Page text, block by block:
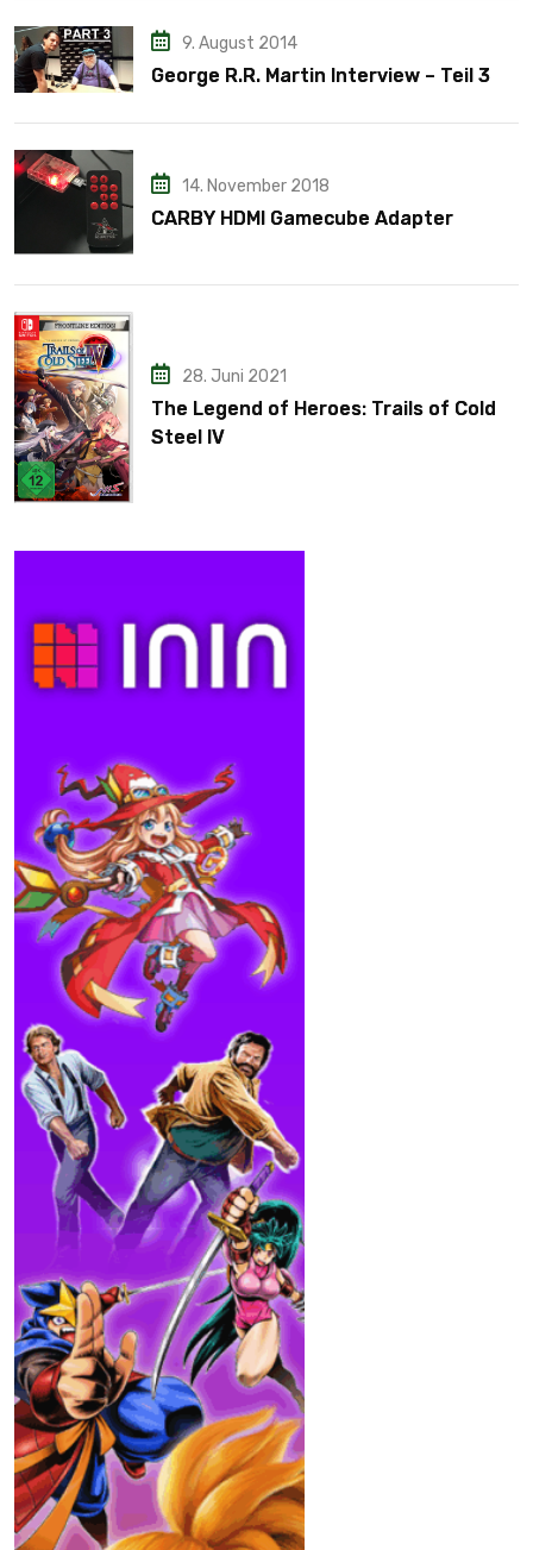
9. August 2014
George R.R. Martin Interview – Teil 3
14. November 2018
CARBY HDMI Gamecube Adapter
28. Juni 2021
The Legend of Heroes: Trails of Cold
Steel IV